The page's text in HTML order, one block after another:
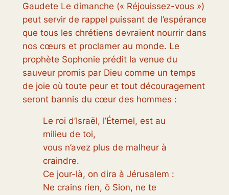
Gaudete Le dimanche (« Réjouissez-vous »)
peut servir de rappel puissant de l’espérance
que tous les chrétiens devraient nourrir dans
nos cœurs et proclamer au monde. Le
prophète Sophonie prédit la venue du
sauveur promis par Dieu comme un temps
de joie où toute peur et tout découragement
seront bannis du cœur des hommes :
Le roi d’Israël, l’Éternel, est au
milieu de toi,
vous n’avez plus de malheur à
craindre.
Ce jour-là, on dira à Jérusalem :
Ne crains rien, ô Sion, ne te